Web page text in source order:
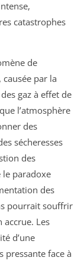
catastrophes
de
, causée par la
gaz à effet de
l’atmosphère
des
sécheresses
des
le paradoxe
des
pourrait souffrir
accrue. Les
d’une
pressante face à